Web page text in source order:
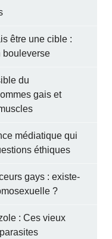
être une cible :
bouleverse
du
gais et
médiatique qui
éthiques
gays : existe-
?
: Ces vieux